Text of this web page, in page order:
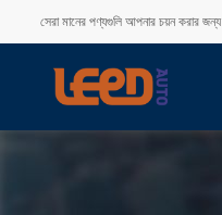
সেরা মানের পণ্যগুলি আপনার চয়ন করার জন্য